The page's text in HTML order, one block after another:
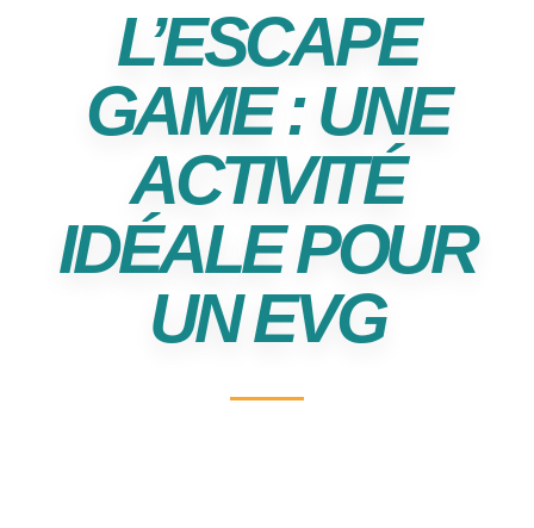
L’ESCAPE
GAME : UNE
ACTIVITÉ
IDÉALE POUR
UN EVG